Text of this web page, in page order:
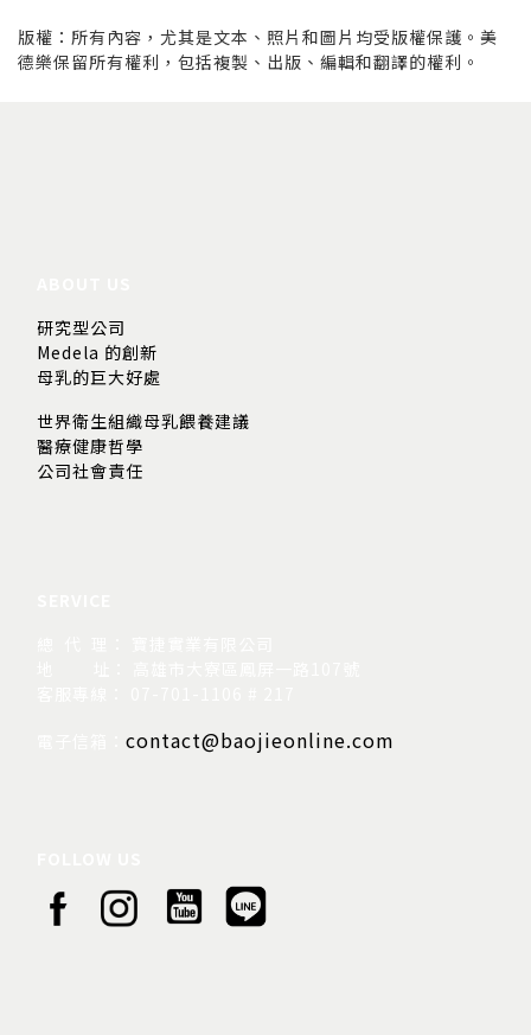
版權：所有內容，尤其是文本、照片和圖片均受版權保護。美
德樂保留所有權利，包括複製、出版、編輯和翻譯的權利。
研究型公司
Medela 的創新
母乳的巨大好處
世界衛生組織母乳餵養建議
醫療健康哲學
公司社會責任
contact@baojieonline.com